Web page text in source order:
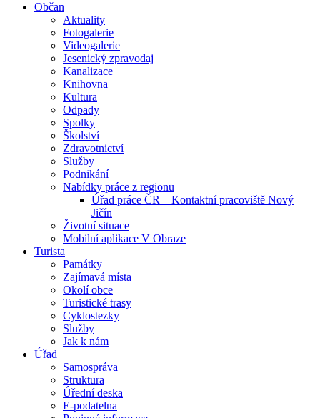
Občan
Aktuality
Fotogalerie
Videogalerie
Jesenický zpravodaj
Kanalizace
Knihovna
Kultura
Odpady
Spolky
Školství
Zdravotnictví
Služby
Podnikání
Nabídky práce z regionu
Úřad práce ČR – Kontaktní pracoviště Nový
Jičín
Životní situace
Mobilní aplikace V Obraze
Turista
Památky
Zajímavá místa
Okolí obce
Turistické trasy
Cyklostezky
Služby
Jak k nám
Úřad
Samospráva
Struktura
Úřední deska
E-podatelna